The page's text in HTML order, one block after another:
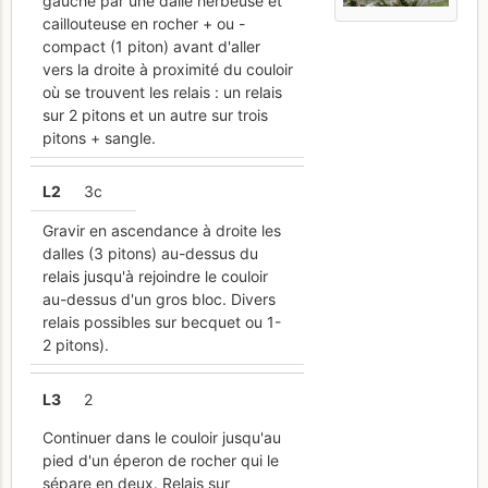
caillouteuse en rocher + ou -
compact (1 piton) avant d'aller
vers la droite à proximité du couloir
où se trouvent les relais : un relais
sur 2 pitons et un autre sur trois
pitons + sangle.
L2 3c
Gravir en ascendance à droite les
dalles (3 pitons) au-dessus du
relais jusqu'à rejoindre le couloir
au-dessus d'un gros bloc. Divers
relais possibles sur becquet ou 1-
2 pitons).
L3 2
Continuer dans le couloir jusqu'au
pied d'un éperon de rocher qui le
sépare en deux. Relais sur